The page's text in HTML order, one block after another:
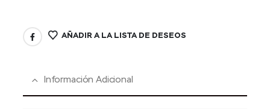
AÑADIR A LA LISTA DE DESEOS
Información Adicional